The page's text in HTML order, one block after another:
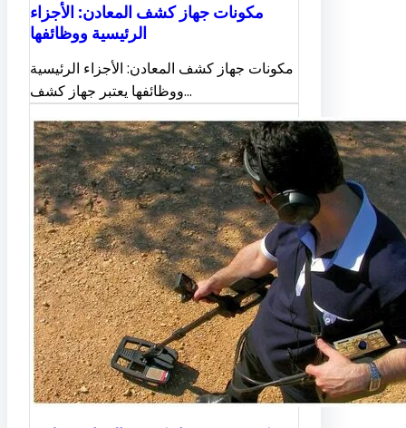
مكونات جهاز كشف المعادن: الأجزاء
الرئيسية ووظائفها
مكونات جهاز كشف المعادن: الأجزاء الرئيسية
ووظائفها يعتبر جهاز كشف…